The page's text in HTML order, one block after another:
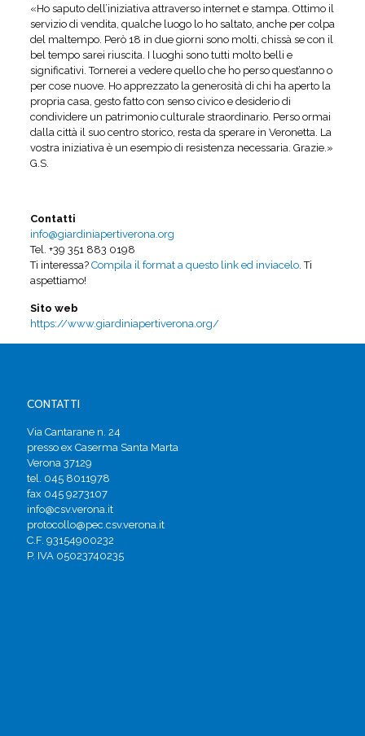
«Ho saputo dell’iniziativa attraverso internet e stampa. Ottimo il
servizio di vendita, qualche luogo lo ho saltato, anche per colpa
del maltempo. Però 18 in due giorni sono molti, chissà se con il
bel tempo sarei riuscita. I luoghi sono tutti molto belli e
significativi. Tornerei a vedere quello che ho perso quest’anno o
per cose nuove. Ho apprezzato la generosità di chi ha aperto la
propria casa, gesto fatto con senso civico e desiderio di
condividere un patrimonio culturale straordinario. Perso ormai
dalla città il suo centro storico, resta da sperare in Veronetta. La
vostra iniziativa è un esempio di resistenza necessaria. Grazie.»
G.S.
Contatti
info@giardiniapertiverona.org
Tel. +39 351 883 0198
Ti interessa? Compila il format a questo link ed inviacelo. Ti
aspettiamo!
Sito web
https://www.giardiniapertiverona.org/
CONTATTI
Via Cantarane n. 24
presso ex Caserma Santa Marta
Verona 37129
tel. 045 8011978
fax 045 9273107
info@csv.verona.it
protocollo@pec.csv.verona.it
C.F. 93154900232
P. IVA 05023740235